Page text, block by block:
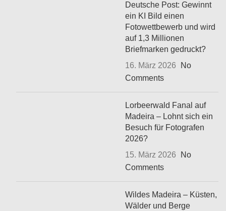
Deutsche Post: Gewinnt
ein KI Bild einen
Fotowettbewerb und wird
auf 1,3 Millionen
Briefmarken gedruckt?
16. März 2026
No
Comments
Lorbeerwald Fanal auf
Madeira – Lohnt sich ein
Besuch für Fotografen
2026?
15. März 2026
No
Comments
Wildes Madeira – Küsten,
Wälder und Berge